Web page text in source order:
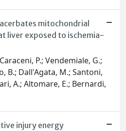
mitochondrial
liver exposed to ischemia-
P.; Vendemiale, G.;
B.; Dall'Agata, M.; Santoni,
A.; Altomare, E.; Bernardi,
injury energy